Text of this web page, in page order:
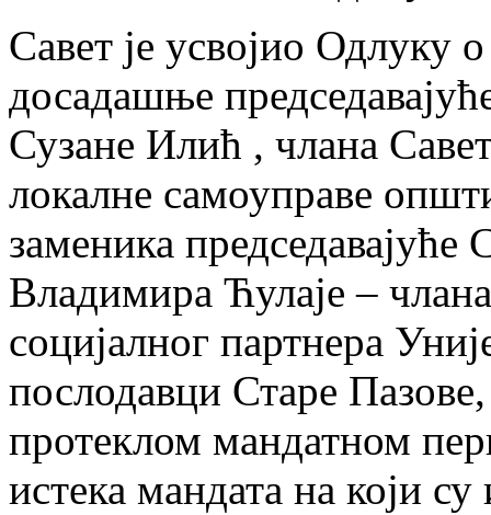
Савет је усвојио Одлуку
досадашње
Сузане Илић , члана
локалне самоуправе
заменика председавајуће
Владимира Ћулаје –
социјалног партнера
послодавци Старе
протеклом мандатном
истека мандата на који су